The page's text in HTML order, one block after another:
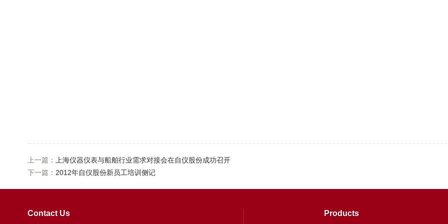
上一篇：
上海仪器仪表与船舶行业需求对接会在自仪股份成功召开
下一篇： 2012年自仪股份新员工培训侧记
Contact Us Products